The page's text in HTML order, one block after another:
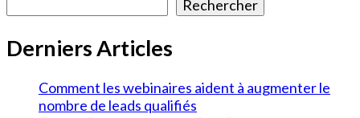
Rechercher
Derniers Articles
Comment les webinaires aident à augmenter le
nombre de leads qualifiés